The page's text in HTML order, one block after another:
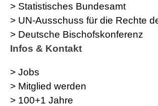
> Statistisches Bundesamt
> UN-Ausschuss für die Rechte
> Deutsche Bischofskonferenz
Infos & Kontakt
> Jobs
> Mitglied werden
> 100+1 Jahre